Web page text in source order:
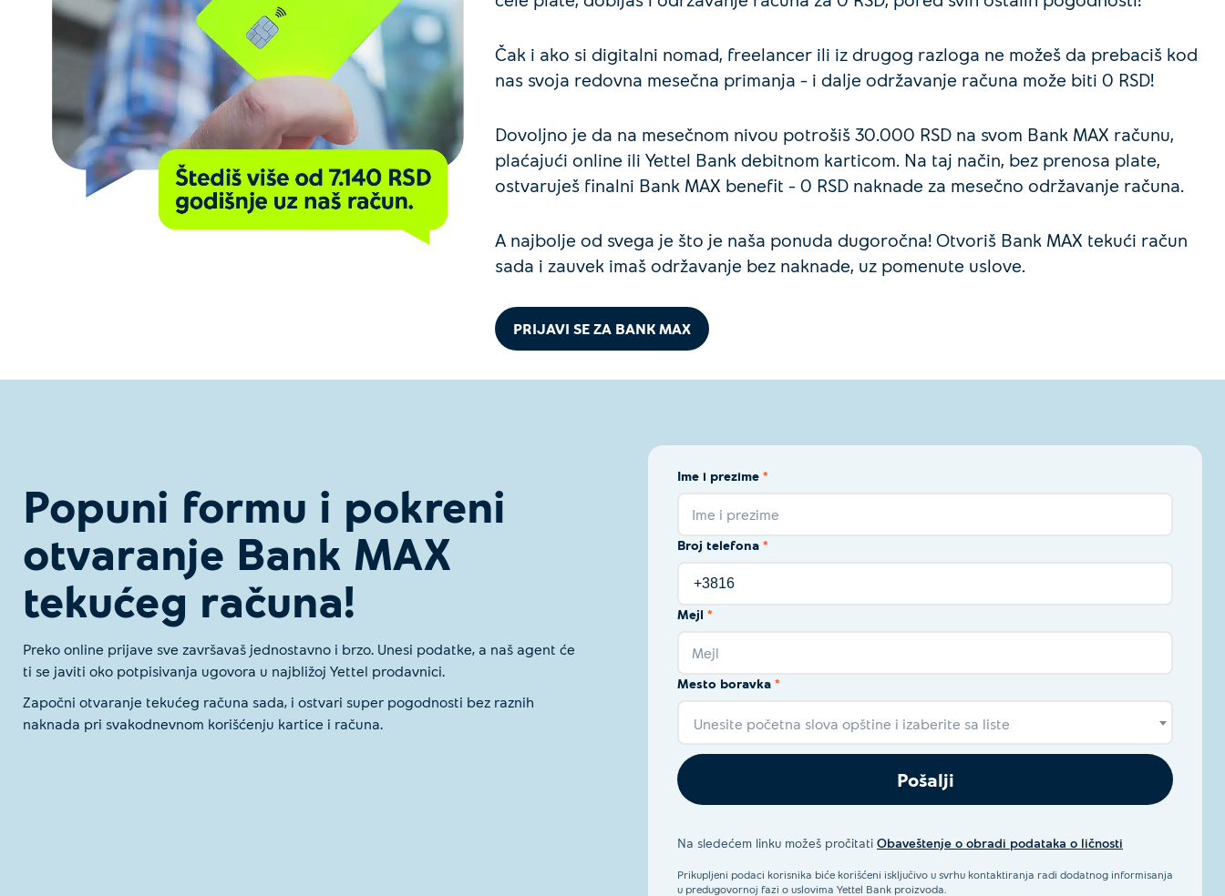
Čak i ako si digitalni nomad, freelancer ili iz drugog razloga ne možeš da prebaciš kod
nas svoja redovna mesečna primanja – i dalje održavanje računa može biti 0 RSD!
Dovoljno je da na mesečnom nivou potrošiš 30.000 RSD na svom Bank MAX računu,
plaćajući online ili Yettel Bank debitnom karticom. Na taj način, bez prenosa plate,
ostvaruješ finalni Bank MAX benefit – 0 RSD naknade za mesečno održavanje računa.
A najbolje od svega je što je naša ponuda dugoročna! Otvoriš Bank MAX tekući račun
sada i zauvek imaš održavanje bez naknade, uz pomenute uslove.
PRIJAVI SE ZA BANK MAX
Popuni formu i pokreni
otvaranje Bank MAX
tekućeg računa!
Preko online prijave sve završavaš jednostavno i brzo. Unesi podatke, a naš agent će
ti se javiti oko potpisivanja ugovora u najbližoj Yettel prodavnici.
Započni otvaranje tekućeg računa sada, i ostvari super pogodnosti bez raznih
naknada pri svakodnevnom korišćenju kartice i računa.
Ime i prezime *
Ime i prezime
Broj telefona *
Mejl *
Mejl
Mesto boravka *
Unesite početna slova opštine i izaberite sa liste
Pošalji
Na sledećem linku možeš pročitati Obaveštenje o obradi podataka o ličnosti
Prikupljeni podaci korisnika biće korišćeni isključivo u svrhu kontaktiranja radi dodatnog informisanja
u predugovornoj fazi o uslovima Yettel Bank proizvoda.